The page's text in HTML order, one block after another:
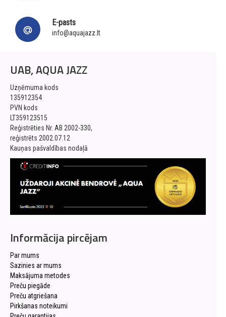
E-pasts
info@aquajazz.lt
UAB, AQUA JAZZ
Uzņēmuma kods
135912354
PVN kods
LT359123515
Reģistrēties Nr. AB 2002-330,
reģistrēts 2002.07.12
Kauņas pašvaldības nodaļā
Informācija pircējam
Par mums
Sazinies ar mums
Maksājuma metodes
Preču piegāde
Preču atgriešana
Pirkšanas noteikumi